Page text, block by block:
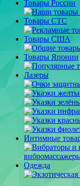
Товары России
Товары СТС
Товары США
Товары Японии
Лазеры
Интимные
Одежда